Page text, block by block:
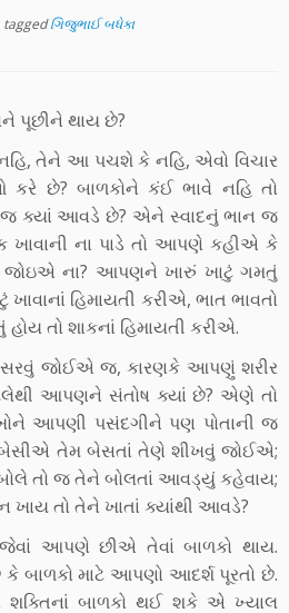
taggedગિજુભાઈ બધેકા
પૂછીને થાય છે?
તેને આ પચશે કે નહિ, એવો વિચાર
કરે છે? બાળકોને કંઈ ભાવે નહિ તો
ક્યાં આવડે છે? એને સ્વાદનું ભાન જ
ખાવાની ના પાડે તો આપણે કહીએ કે
જોઇએ ના? આપણને ખારું ખાટું ગમતું
હિમાયતી કરીએ, ભાત ભાવતો
તો શાકનાં હિમાયતી કરીએ.
જોઈએ જ, કારણકે આપણું શરીર
આપણને સંતોષ ક્યાં છે? એણે તો
આપણી પસંદગીને પણ પોતાની જ
તેમ બેસતાં તેણે શીખવું જોઈએ;
તો જ તેને બોલતાં આવડ્યું કહેવાય;
તો તેને ખાતાં ક્યાંથી આવડે?
આપણે છીએ તેવાં બાળકો થાય.
બાળકો માટે આપણો આદર્શ પૂરતો છે.
શક્તિનાં બાળકો થઈ શકે એ ખ્યાલ